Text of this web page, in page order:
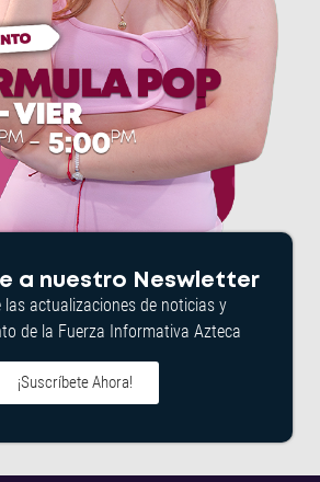
a nuestro Neswletter
las actualizaciones de noticias y
de la Fuerza Informativa Azteca
¡Suscríbete Ahora!